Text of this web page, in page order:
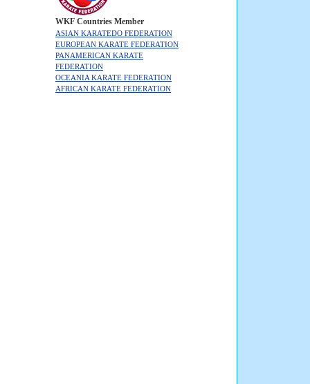
WKF Countries Member
ASIAN KARATEDO FEDERATION
EUROPEAN KARATE FEDERATION
PANAMERICAN KARATE
FEDERATION
OCEANIA KARATE FEDERATION
AFRICAN KARATE FEDERATION